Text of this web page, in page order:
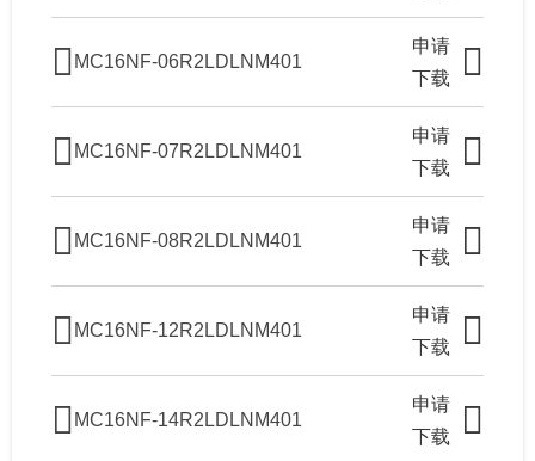
MC16NF-06R2LDLNM401
申请
下载
MC16NF-07R2LDLNM401
申请
下载
MC16NF-08R2LDLNM401
申请
下载
MC16NF-12R2LDLNM401
申请
下载
MC16NF-14R2LDLNM401
申请
下载